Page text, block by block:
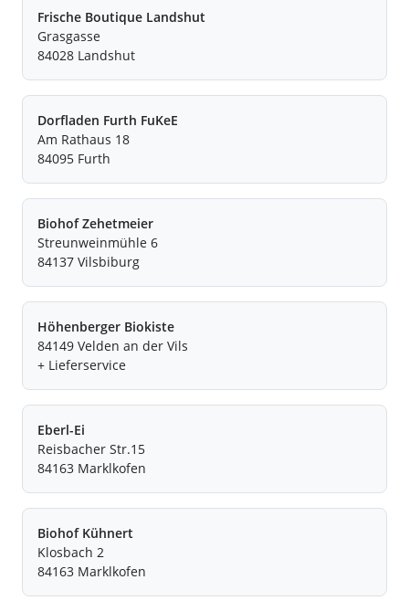
Frische Boutique Landshut
Grasgasse
84028 Landshut
Dorfladen Furth FuKeE
Am Rathaus 18
84095 Furth
Biohof Zehetmeier
Streunweinmühle 6
84137 Vilsbiburg
Höhenberger Biokiste
84149 Velden an der Vils
+ Lieferservice
Eberl-Ei
Reisbacher Str.15
84163 Marklkofen
Biohof Kühnert
Klosbach 2
84163 Marklkofen